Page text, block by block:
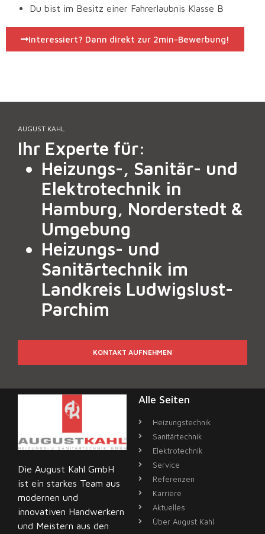
Du bist im Besitz einer Fahrerlaubnis Klasse B
Interessiert? Dann direkt zur 2min-Bewerbung!
AUGUST KAHL
Ihr Experte für:
Heizungs-, Sanitär- und
Elektrotechnik in
Hamburg, Norderstedt &
Umgebung
Heizungs- und
Sanitärtechnik im
Landkreis Ludwigslust-
Parchim
KONTAKT AUFNEHMEN
Die August Kahl GmbH
ist ein starkes Team aus
modernen und
innovativen Handwerkern
und Meistern aus den
Alle Seiten
Heizungstechnik
Sanitärtechnik
Elektrotechnik
Service
Referenzen
Karriere
Aktuelles
Über August Kahl